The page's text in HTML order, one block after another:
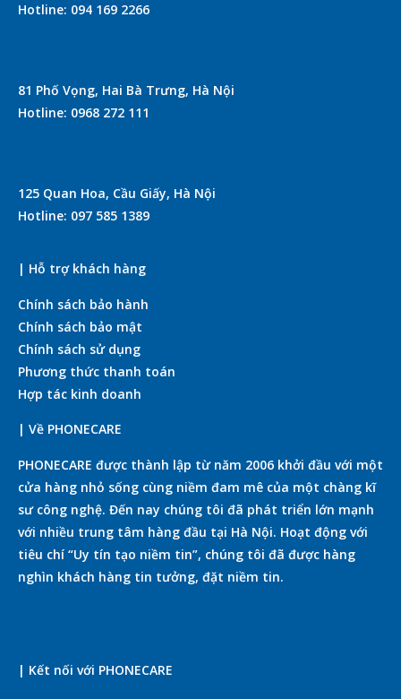
Hotline: 094 169 2266
81 Phố Vọng, Hai Bà Trưng, Hà Nội
Hotline: 0968 272 111
125 Quan Hoa, Cầu Giấy, Hà Nội
Hotline: 097 585 1389
| Hỗ trợ khách hàng
Chính sách bảo hành
Chính sách bảo mật
Chính sách sử dụng
Phương thức thanh toán
Hợp tác kinh doanh
| Về PHONECARE
PHONECARE được thành lập từ năm 2006 khởi đầu với một
cửa hàng nhỏ sống cùng niềm đam mê của một chàng kĩ
sư công nghệ. Đến nay chúng tôi đã phát triển lớn mạnh
với nhiều trung tâm hàng đầu tại Hà Nội. Hoạt động với
tiêu chí “Uy tín tạo niềm tin”, chúng tôi đã được hàng
nghìn khách hàng tin tưởng, đặt niềm tin.
| Kết nối với PHONECARE